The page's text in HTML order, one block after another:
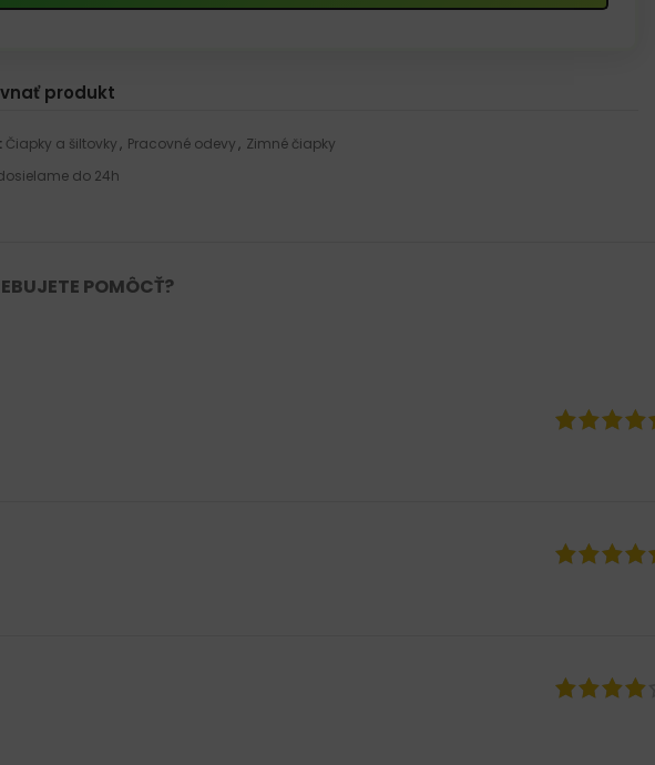
produkt
Čiapky a šiltovky , Pracovné odevy , Zimné čiapky
do 24h
POMÔCŤ?